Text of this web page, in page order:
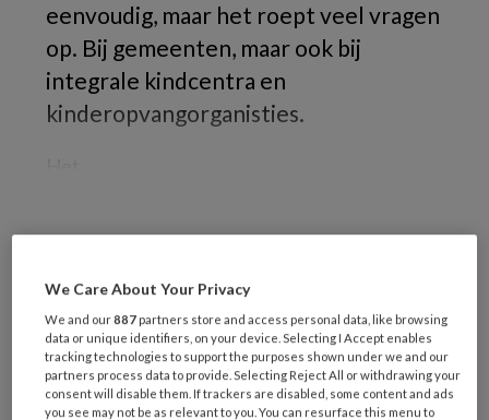
eenvoudig, maar het roept veel vragen
op. Bij gemeenten, maar ook bij
integrale kindcentra en
kinderopvangorganisties.
Wil je dit artikel lezen?
Maak gratis een account aan en lees 2
artikelen gratis per maand
We Care About Your Privacy
We and our887 partners store and access personal data, like browsing
data or unique identifiers, on your device. Selecting I Accept enables
tracking technologies to support the purposes shown under we and our
partners process data to provide. Selecting Reject All or withdrawing your
consent will disable them. If trackers are disabled, some content and ads
you see may not be as relevant to you. You can resurface this menu to